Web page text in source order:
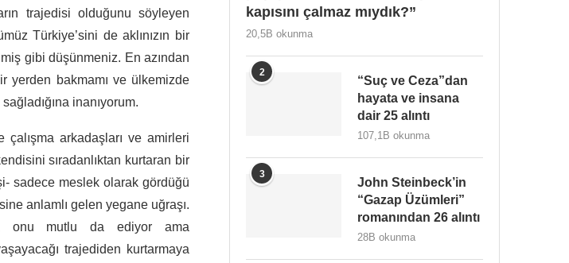
trajedisi olduğunu söyleyen
Türkiye’sini de aklınızın bir
gibi düşünmeniz. En azından
yerden bakmamı ve ülkemizde
inanıyorum.
çalışma arkadaşları ve amirleri
sıradanlıktan kurtaran bir
sadece meslek olarak gördüğü
anlamlı gelen yegane uğraşı.
onu mutlu da ediyor ama
trajediden kurtarmaya
kapısını çalmaz mıydık?”
20,5B okunma
2
“Suç ve Ceza”dan
hayata ve insana
dair 25 alıntı
107,1B okunma
3
John Steinbeck’in
“Gazap Üzümleri”
romanından 26 alıntı
28B okunma